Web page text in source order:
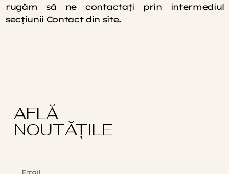
rugăm să ne contactaţi prin intermediul
secţiunii Contact din site.
AFLĂ
NOUTĂȚILE